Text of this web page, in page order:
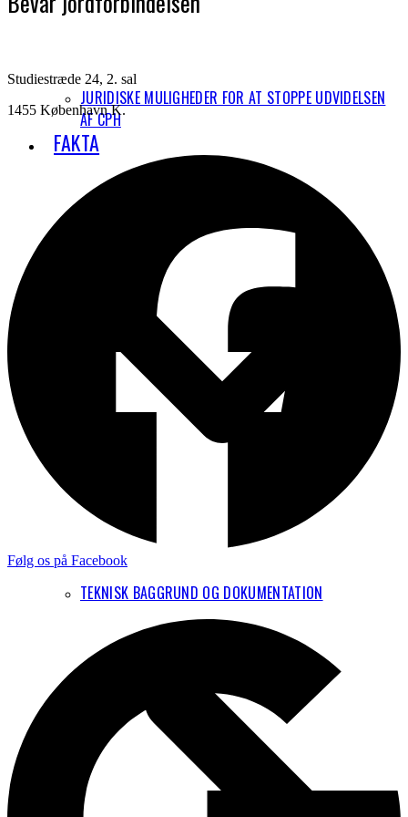
JURIDISKE MULIGHEDER FOR AT STOPPE UDVIDELSEN
AF CPH
FAKTA
TEKNISK BAGGRUND OG DOKUMENTATION
Studiestræde 24, 2. sal
1455 København K.
Følg os på Facebook